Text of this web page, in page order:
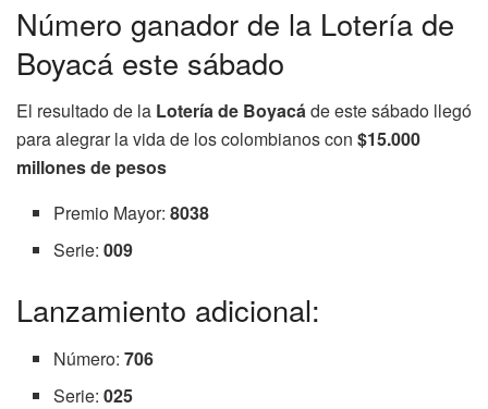
Número ganador de la Lotería de
Boyacá este sábado
El resultado de la Lotería de Boyacáde este sábado llegó
para alegrar la vida de los colombianos con $15.000
millones de pesos
Premio Mayor:8038
Serie:009
Lanzamiento adicional:
Número:706
Serie:025